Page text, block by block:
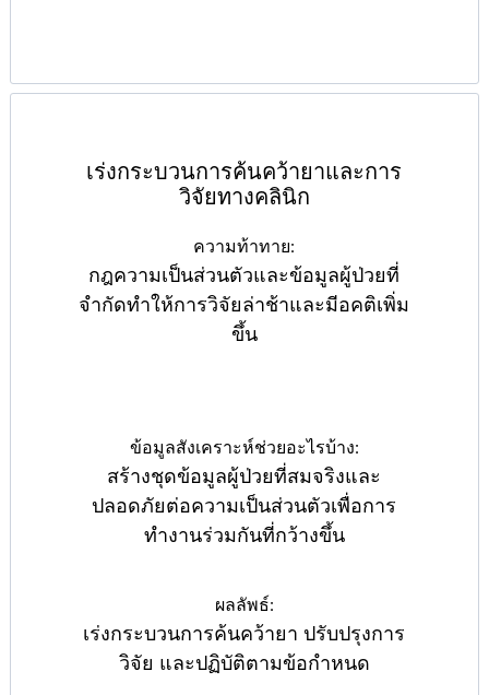
เร่งกระบวนการค้นคว้ายาและการ
วิจัยทางคลินิก
ความท้าทาย:
กฎความเป็นส่วนตัวและข้อมูลผู้ป่วยที่
จำกัดทำให้การวิจัยล่าช้าและมีอคติเพิ่ม
ขึ้น
ข้อมูลสังเคราะห์ช่วยอะไรบ้าง:
สร้างชุดข้อมูลผู้ป่วยที่สมจริงและ
ปลอดภัยต่อความเป็นส่วนตัวเพื่อการ
ทำงานร่วมกันที่กว้างขึ้น
ผลลัพธ์:
เร่งกระบวนการค้นคว้ายา ปรับปรุงการ
วิจัย และปฏิบัติตามข้อกำหนด